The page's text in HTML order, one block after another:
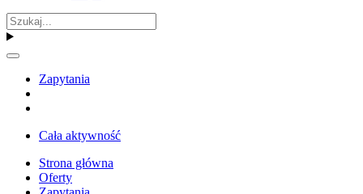
Zapytania
Cała aktywność
Strona główna
Oferty